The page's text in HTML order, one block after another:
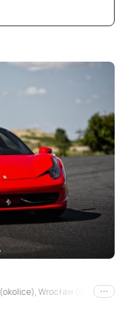
Wrocław (okolice),
i inne